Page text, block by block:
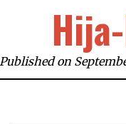
Published on